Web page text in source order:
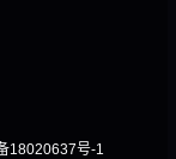
18020637号-1